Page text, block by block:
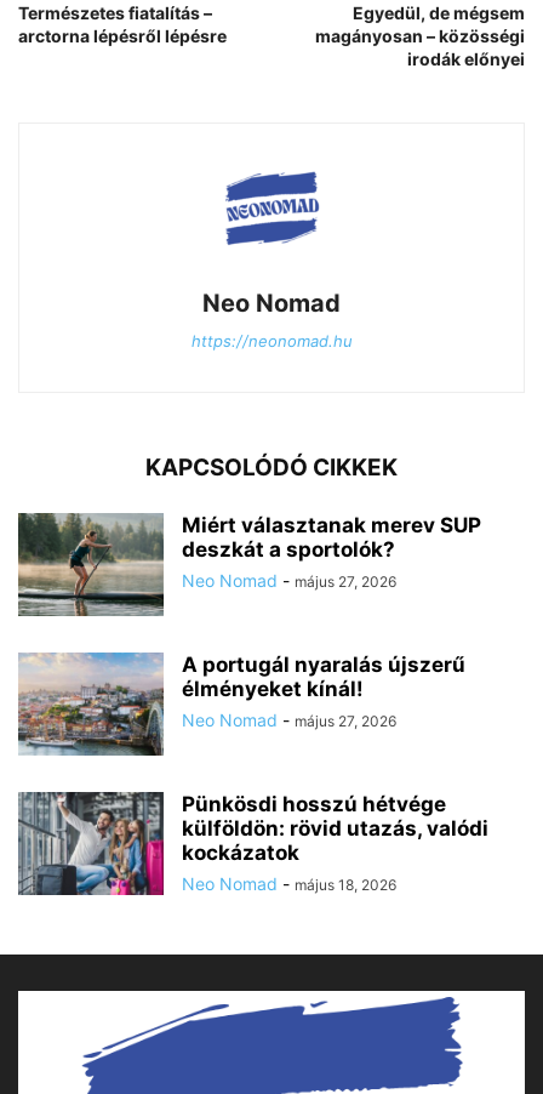
Természetes fiatalítás –
arctorna lépésről lépésre
Egyedül, de mégsem
magányosan – közösségi
irodák előnyei
Neo Nomad
https://neonomad.hu
KAPCSOLÓDÓ CIKKEK
Miért választanak merev SUP
deszkát a sportolók?
Neo Nomad - május 27, 2026
A portugál nyaralás újszerű
élményeket kínál!
Neo Nomad - május 27, 2026
Pünkösdi hosszú hétvége
külföldön: rövid utazás, valódi
kockázatok
Neo Nomad - május 18, 2026